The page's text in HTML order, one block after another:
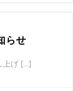
らせ
上げ […]